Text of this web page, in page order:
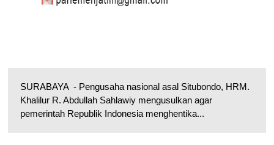
SURABAYA - Pengusaha nasional asal Situbondo, HRM.
Khalilur R. Abdullah Sahlawiy mengusulkan agar
pemerintah Republik Indonesia menghentika...